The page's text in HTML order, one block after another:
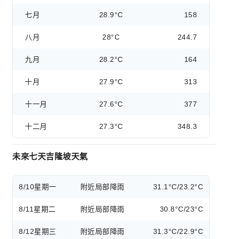
七月 28.9°C 158
八月 28°C 244.7
九月 28.2°C 164
十月 27.9°C 313
十一月 27.6°C 377
十二月 27.3°C 348.3
未來七天吉隆坡天氣
8/10星期一 附近局部降雨 31.1°C/23.2°C
8/11 星期二 附近局部降雨 30.8°C/23°C
8/12星期三 附近局部降雨 31.3°C/22.9°C